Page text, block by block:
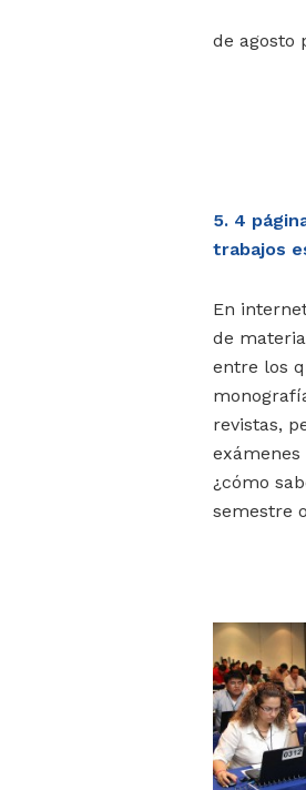
de agosto
5. 4
trabajos
En
de
entre los
revistas,
¿cómo
semestre